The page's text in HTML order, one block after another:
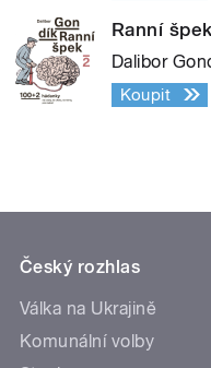
Ranní
Dalibor
Koupit
Český rozhlas
Válka na Ukrajině
Komunální volby